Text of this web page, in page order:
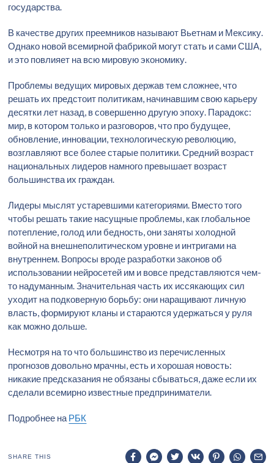
государства.
В качестве других преемников называют Вьетнам и Мексику.
Однако новой всемирной фабрикой могут стать и сами США,
и это повлияет на всю мировую экономику.
Проблемы ведущих мировых держав тем сложнее, что
решать их предстоит политикам, начинавшим свою карьеру
десятки лет назад, в совершенно другую эпоху. Парадокс:
мир, в котором только и разговоров, что про будущее,
обновление, инновации, технологическую революцию,
возглавляют все более старые политики. Средний возраст
национальных лидеров намного превышает возраст
большинства их граждан.
Лидеры мыслят устаревшими категориями. Вместо того
чтобы решать такие насущные проблемы, как глобальное
потепление, голод или бедность, они заняты холодной
войной на внешнеполитическом уровне и интригами на
внутреннем. Вопросы вроде разработки законов об
использовании нейросетей им и вовсе представляются чем-
то надуманным. Значительная часть их иссякающих сил
уходит на подковерную борьбу: они наращивают личную
власть, формируют кланы и стараются удержаться у руля
как можно дольше.
Несмотря на то что большинство из перечисленных
прогнозов довольно мрачны, есть и хорошая новость:
никакие предсказания не обязаны сбываться, даже если их
сделали всемирно известные предприниматели.
Подробнее на РБК
SHARE THIS